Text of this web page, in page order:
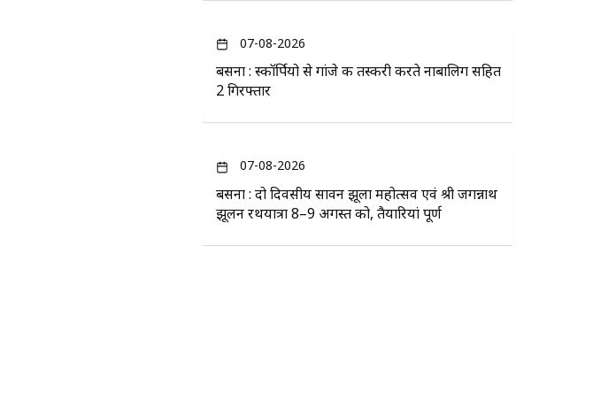
07-08-2026
बसना : स्कॉर्पियो से गांजे की तस्करी करते नाबालिग सहित
2 गिरफ्तार
07-08-2026
बसना : दो दिवसीय सावन झूला महोत्सव एवं श्री जगन्नाथ
झूलन रथयात्रा 8–9 अगस्त को, तैयारियां पूर्ण